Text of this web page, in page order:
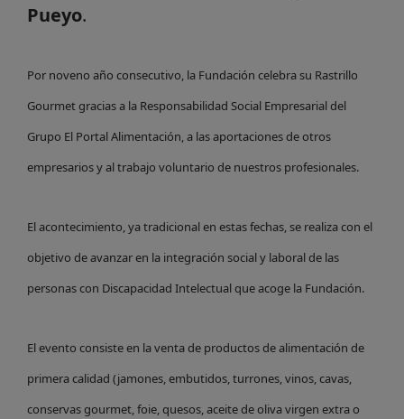
Pueyo.
Por noveno año consecutivo, la Fundación celebra su Rastrillo
Gourmet gracias a la Responsabilidad Social Empresarial del
Grupo El Portal Alimentación, a las aportaciones de otros
empresarios y al trabajo voluntario de nuestros profesionales.
El acontecimiento, ya tradicional en estas fechas, se realiza con el
objetivo de avanzar en la integración social y laboral de las
personas con Discapacidad Intelectual que acoge la Fundación.
El evento consiste en la venta de productos de alimentación de
primera calidad (jamones, embutidos, turrones, vinos, cavas,
conservas gourmet, foie, quesos, aceite de oliva virgen extra o